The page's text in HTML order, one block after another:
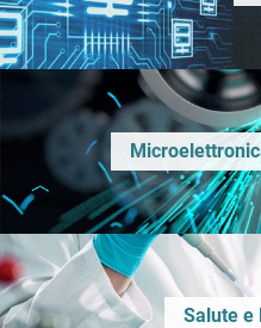
Salute e